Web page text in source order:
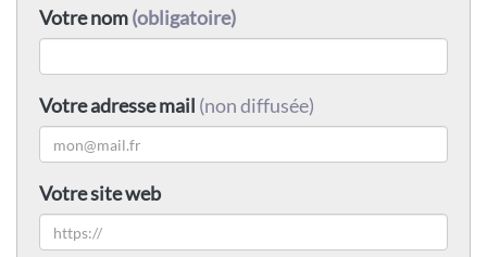
Votre nom(obligatoire)
Votre adresse mail (non diffusée)
Votre site web